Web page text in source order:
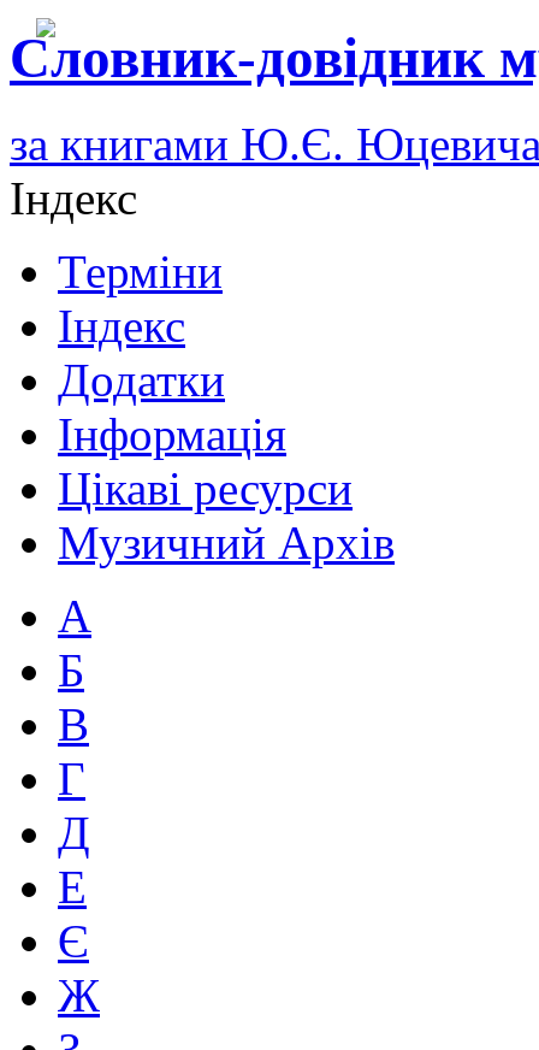
Словник-довідник
за книгами Ю.Є.
Індекс
Терміни
Індекс
Додатки
Інформація
Цікаві ресурси
Музичний Архів
А
Б
В
Г
Д
Е
Є
Ж